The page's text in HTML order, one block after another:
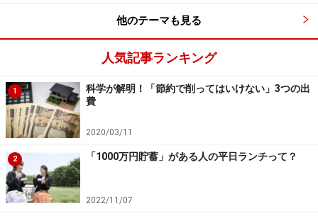
「お金儲けには初期投資が必要」という前提に立つ場
合、理論上、インデックス投資の利回りは、株式の場合
は益回り、債券の場合は債券金利が上限です。
よって、
インデックス投資では益回りが高い株式指数
と、高い金利を受け取れる債券を組み合わせたい
です。
他のテーマも見る
人気記事ランキング
1
科学が解明！「節約で削ってはいけない」3つの出
費
2020/03/11
2 「1000万円貯蓄」がある人の平日ランチって？
2022/11/07